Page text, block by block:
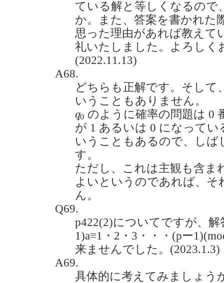
ている解と等しくなるので
か。また、答案を書かれた
思った理由があれば教えて
礼いたしました。よろしく
(2022.11.13)
A68.
どちらも正解です。そして
いうこともありません。
q0
q0 のように確率の問題は 0
が 1 あるいは 0 になって
いうこともあるので、しば
す。
ただし、これは主観も含ま
よいというのであれば、
ん。
Q69.
p422(2)についてですが、解
1)a≡1・2・3・・・(pー
来ませんでした。(2023.1.3)
A69.
具体的に考えてみましょう